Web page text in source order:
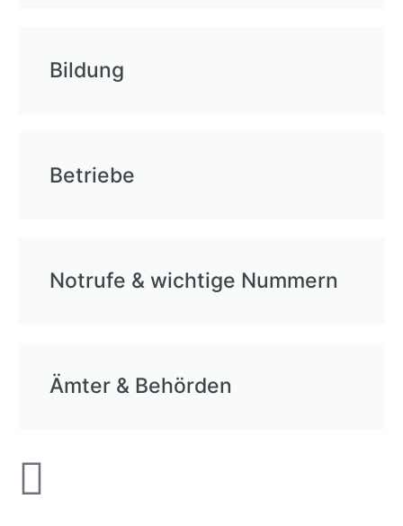
Bildung
Betriebe
Notrufe & wichtige Nummern
Ämter & Behörden